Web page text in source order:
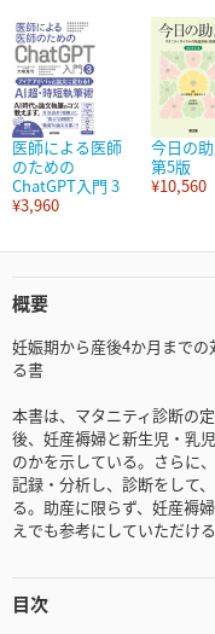
医師による医師
のための
ChatGPT入門 3
¥3,960
今日の
第5版
¥10,560
概要
妊娠期から産後4か月まで
る書
本書は、マタニティ診断の
後、妊産褥婦と新生児・乳
のかを示している。さらに
記録・分析し、診断をして
る。助産に限らず、妊産褥
えでも参考にしていただける
目次